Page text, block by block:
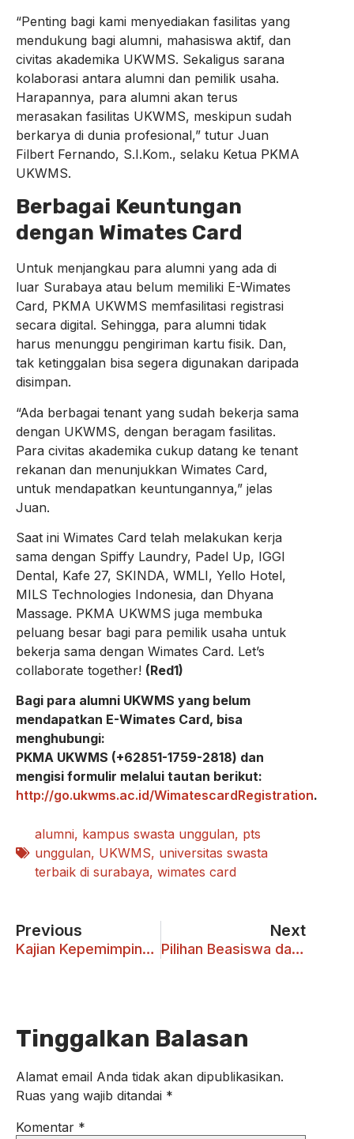
“Penting bagi kami menyediakan fasilitas yang
mendukung bagi alumni, mahasiswa aktif, dan
civitas akademika UKWMS. Sekaligus sarana
kolaborasi antara alumni dan pemilik usaha.
Harapannya, para alumni akan terus
merasakan fasilitas UKWMS, meskipun sudah
berkarya di dunia profesional,” tutur Juan
Filbert Fernando, S.I.Kom., selaku Ketua PKMA
UKWMS.
Berbagai Keuntungan
dengan Wimates Card
Untuk menjangkau para alumni yang ada di
luar Surabaya atau belum memiliki E-Wimates
Card, PKMA UKWMS memfasilitasi registrasi
secara digital. Sehingga, para alumni tidak
harus menunggu pengiriman kartu fisik. Dan,
tak ketinggalan bisa segera digunakan daripada
disimpan.
“Ada berbagai tenant yang sudah bekerja sama
dengan UKWMS, dengan beragam fasilitas.
Para civitas akademika cukup datang ke tenant
rekanan dan menunjukkan Wimates Card,
untuk mendapatkan keuntungannya,” jelas
Juan.
Saat ini Wimates Card telah melakukan kerja
sama dengan Spiffy Laundry, Padel Up, IGGI
Dental, Kafe 27, SKINDA, WMLI, Yello Hotel,
MILS Technologies Indonesia, dan Dhyana
Massage. PKMA UKWMS juga membuka
peluang besar bagi para pemilik usaha untuk
bekerja sama dengan Wimates Card. Let’s
collaborate together! (Red1)
Bagi para alumni UKWMS yang belum
mendapatkan E-Wimates Card, bisa
menghubungi:
PKMA UKWMS (+62851-1759-2818) dan
mengisi formulir melalui tautan berikut:
http://go.ukwms.ac.id/WimatescardRegistration.
alumni, kampus swasta unggulan, pts
unggulan, UKWMS, universitas swasta
terbaik di surabaya, wimates card
Previous
Kajian Kepemimpinan Pemberdayaan di Universitas Katolik
Next
Pilihan Beasiswa dalam Open House UKWMS
Tinggalkan Balasan
Alamat email Anda tidak akan dipublikasikan.
Ruas yang wajib ditandai *
Komentar *